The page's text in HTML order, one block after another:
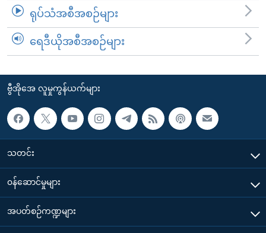
ရုပ်သံအစီအစဉ်များ
ရေဒီယိုအစီအစဉ်များ
ဗွီအိုအေ လူမှုကွန်ယက်များ
သတင်း
၀န်ဆောင်မှုများ
အပတ်စဉ်ကဏ္ဍများ